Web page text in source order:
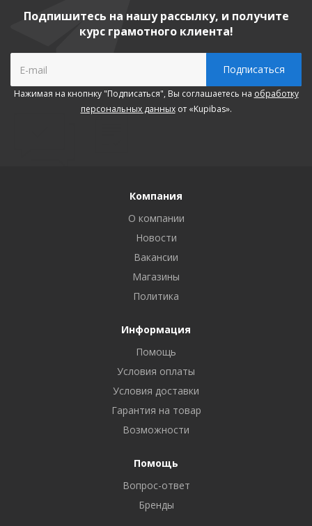
Подпишитесь на нашу рассылку, и получите
курс грамотного клиента!
Нажимая на кнопнку "Подписаться", Вы соглашаетесь на обработку
персональных данныхот «Kupibas».
Компания
О компании
Новости
Вакансии
Магазины
Политика
Информация
Помощь
Условия оплаты
Условия доставки
Гарантия на товар
Возможности
Помощь
Вопрос-ответ
Бренды